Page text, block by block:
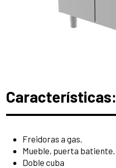
Características:
Freidoras a gas.
Mueble, puerta batiente.
Doble cuba